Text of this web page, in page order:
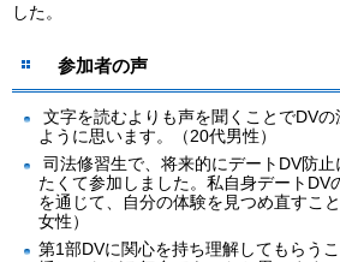
した。
参加者の声
文字を読むよりも声を聞くことでDV
ように思います。（20代男性）
司法修習生で、将来的にデートDV防
たくて参加しました。私自身デートDV
を通じて、自分の体験を見つめ直すこ
女性）
第1部DVに関心を持ち理解してもらう